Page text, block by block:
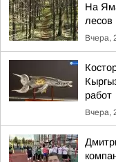
На
лесов
Вчера,
работ
Вчера,